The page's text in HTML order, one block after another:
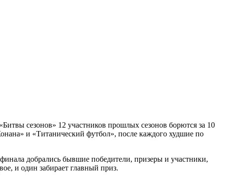
сезонов» 12 участников прошлых сезонов борются за 10
и «Титанический футбол», после каждого худшие по
добрались бывшие победители, призеры и участники,
и один забирает главный приз.